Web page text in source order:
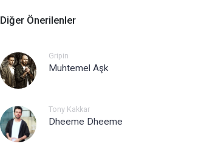
Diğer Önerilenler
Gripin
Muhtemel Aşk
Tony Kakkar
Dheeme Dheeme